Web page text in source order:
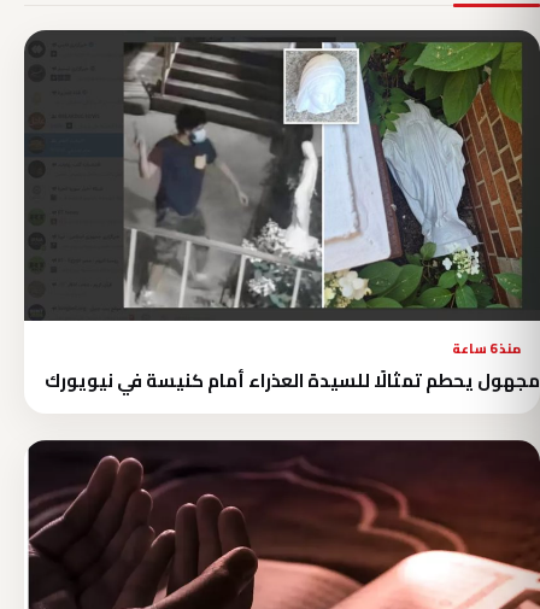
منذ 6 ساعة
مجهول يحطم تمثالًا للسيدة العذراء أمام كنيسة في نيويورك